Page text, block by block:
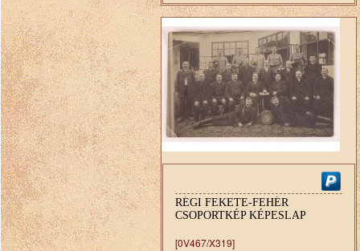
RÉGI FEKETE-FEHÉR
CSOPORTKÉP KÉPESLAP
[0V467/X319]